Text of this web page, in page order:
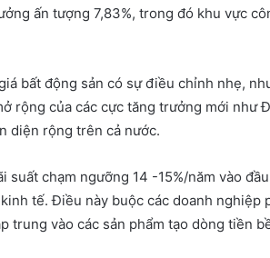
ấn tượng 7,83%, trong đó khu vực
bất động sản có sự điều chỉnh nhẹ,
rộng của các cực tăng trưởng mới như
diện rộng trên cả nước.
chạm ngưỡng 14 -15%/năm vào
tế. Điều này buộc các doanh nghiệp
trung vào các sản phẩm tạo dòng tiền